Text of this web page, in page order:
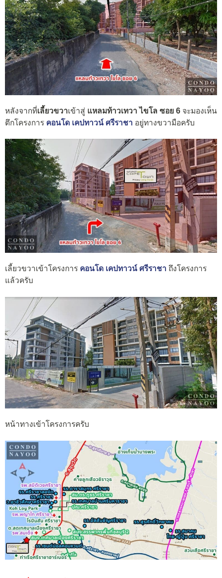
หลังจากที่เลี้ยวขวาเข้าสู่ แหลมท้าวเทวา ไขโล ซอย 6 จะมองเห็น
ตึกโครงการ คอนโด เคปทาวน์ ศรีราชา อยู่ทางขวามือครับ
เลี้ยวขวาเข้าโครงการ คอนโด เคปทาวน์ ศรีราชา ถึงโครงการ
แล้วครับ
หน้าทางเข้าโครงการครับ